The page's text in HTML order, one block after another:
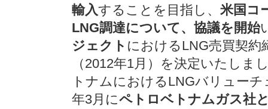
輸入することを目指し、 米国コ
LNG調達について、協議を開始
ジェクト におけるLNG売買契約
（2012年1月）を決定いたし
トナムにおけるLNGバリュー
年3月にペトロベトナムガス社